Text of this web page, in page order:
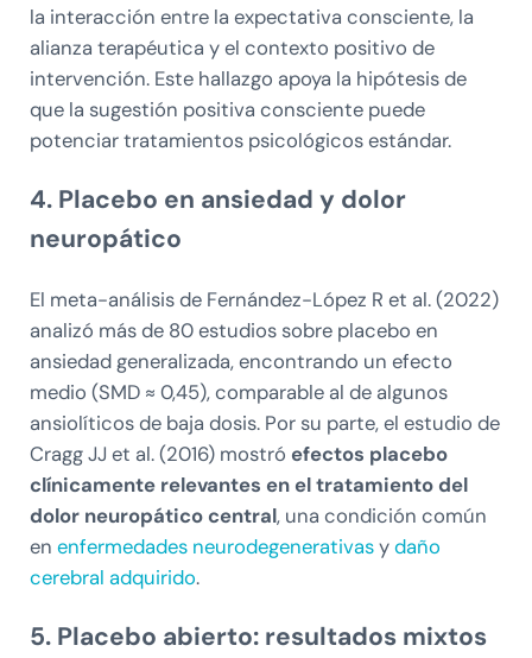
la interacción entre la expectativa consciente, la
alianza terapéutica y el contexto positivo de
intervención. Este hallazgo apoya la hipótesis de
que la sugestión positiva consciente puede
potenciar tratamientos psicológicos estándar.
4. Placebo en ansiedad y dolor
neuropático
El meta-análisis de Fernández-López R et al. (2022)
analizó más de 80 estudios sobre placebo en
ansiedad generalizada, encontrando un efecto
medio (SMD ≈ 0,45), comparable al de algunos
ansiolíticos de baja dosis. Por su parte, el estudio de
Cragg JJ et al. (2016) mostró efectos placebo
clínicamente relevantes en el tratamiento del
dolor neuropático central, una condición común
en enfermedades neurodegenerativasydaño
cerebral adquirido.
5. Placebo abierto: resultados mixtos